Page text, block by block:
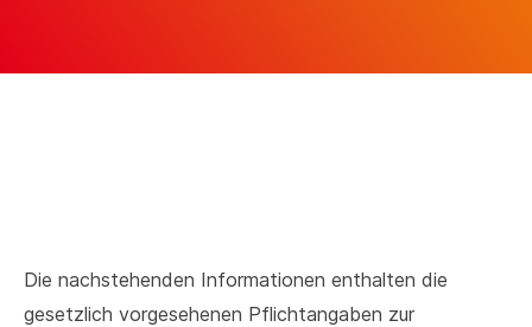
Die nachstehenden Informationen enthalten die
gesetzlich vorgesehenen Pflichtangaben zur